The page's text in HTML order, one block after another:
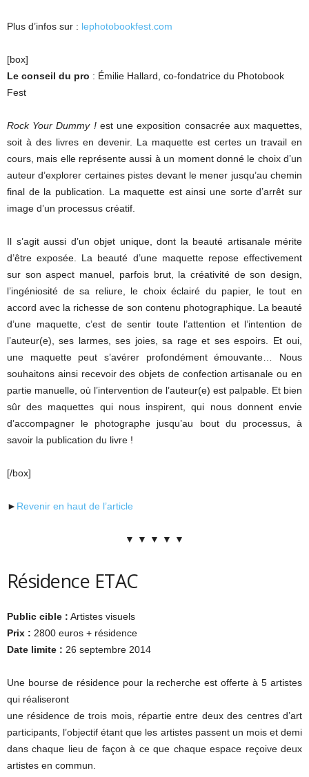
Plus d’infos sur : lephotobookfest.com
[box]
Le conseil du pro : Émilie Hallard, co-fondatrice du Photobook
Fest
Rock Your Dummy !est une exposition consacrée aux maquettes,
soit à des livres en devenir. La maquette est certes un travail en
cours, mais elle représente aussi à un moment donné le choix d’un
auteur d’explorer certaines pistes devant le mener jusqu’au chemin
final de la publication. La maquette est ainsi une sorte d’arrêt sur
image d’un processus créatif.
Il s’agit aussi d’un objet unique, dont la beauté artisanale mérite
d’être exposée. La beauté d’une maquette repose effectivement
sur son aspect manuel, parfois brut, la créativité de son design,
l’ingéniosité de sa reliure, le choix éclairé du papier, le tout en
accord avec la richesse de son contenu photographique. La beauté
d’une maquette, c’est de sentir toute l’attention et l’intention de
l’auteur(e), ses larmes, ses joies, sa rage et ses espoirs. Et oui,
une maquette peut s’avérer profondément émouvante… Nous
souhaitons ainsi recevoir des objets de confection artisanale ou en
partie manuelle, où l’intervention de l’auteur(e) est palpable. Et bien
sûr des maquettes qui nous inspirent, qui nous donnent envie
d’accompagner le photographe jusqu’au bout du processus, à
savoir la publication du livre !
[/box]
► Revenir en haut de l’article
▼ ▼ ▼ ▼ ▼
Résidence ETAC
Public cible : Artistes visuels
Prix : 2800 euros + résidence
Date limite : 26 septembre 2014
Une bourse de résidence pour la recherche est offerte à 5 artistes
qui réaliseront
une résidence de trois mois, répartie entre deux des centres d’art
participants, l’objectif étant que les artistes passent un mois et demi
dans chaque lieu de façon à ce que chaque espace reçoive deux
artistes en commun.